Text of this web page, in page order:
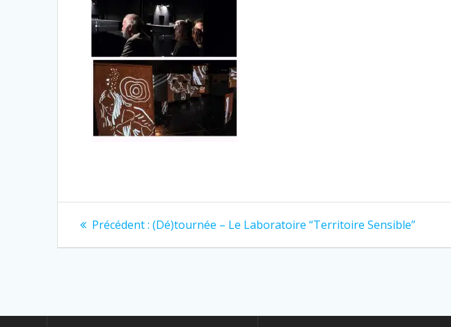
Navigation
de
Précédent : Article
(Dé)tournée – Le Laboratoire “Territoire Sensible”